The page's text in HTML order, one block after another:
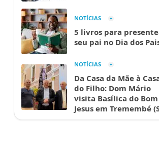
NOTÍCIAS
5 livros para
seu pai no Dia dos
NOTÍCIAS
Da Casa da Mãe à
do Filho: Dom Mário
visita Basílica do Bom
Jesus em Tremembé